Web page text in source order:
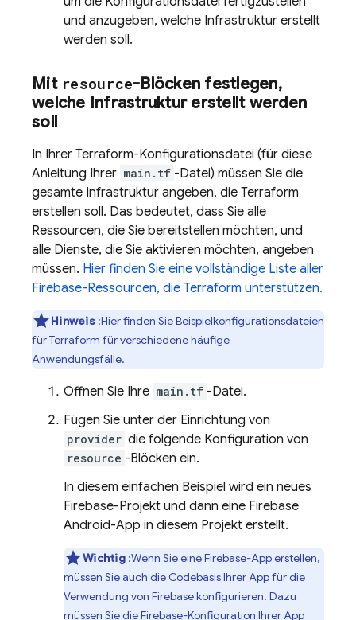
und anzugeben, welche Infrastruktur erstellt
werden soll.
Mit resource-Blöcken festlegen,
welche Infrastruktur erstellt werden
soll
In Ihrer Terraform-Konfigurationsdatei (für diese
Anleitung Ihrer main.tf -Datei) müssen Sie die
gesamte Infrastruktur angeben, die Terraform
erstellen soll. Das bedeutet, dass Sie alle
Ressourcen, die Sie bereitstellen möchten, und
alle Dienste, die Sie aktivieren möchten, angeben
müssen. Hier finden Sie eine vollständige Liste aller
Firebase-Ressourcen, die Terraform unterstützen.
Hinweis:Hier finden Sie Beispielkonfigurationsdateien
für Terraform für verschiedene häufige
Anwendungsfälle.
Öffnen Sie Ihre main.tf -Datei.
Fügen Sie unter der Einrichtung von
provider die folgende Konfiguration von
resource -Blöcken ein.
In diesem einfachen Beispiel wird ein neues
Firebase-Projekt und dann eine Firebase
Android-App in diesem Projekt erstellt.
Wichtig:Wenn Sie eine Firebase-App erstellen,
müssen Sie auch die Codebasis Ihrer App für die
Verwendung von Firebase konfigurieren. Dazu
müssen Sie die Firebase-Konfiguration Ihrer App